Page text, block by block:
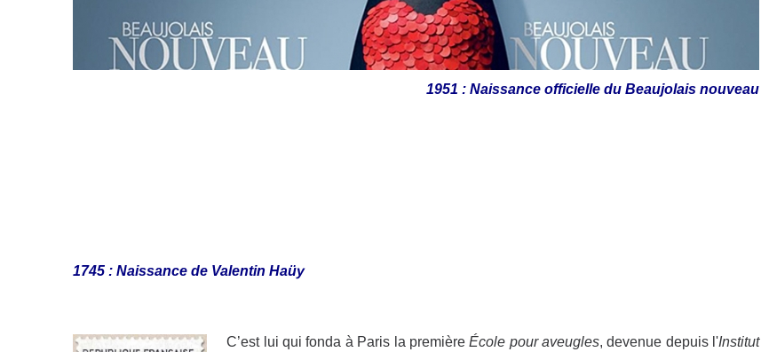
1951 : Naissance officielle du Beaujolais nouveau
1745 : Naissance de Valentin Haüy
C’est lui qui fonda à Paris la premièreÉcole pour aveugles, devenue depuis l'Institut